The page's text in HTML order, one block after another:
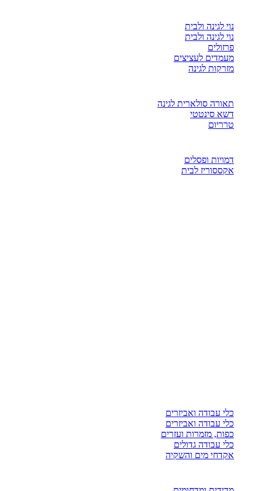
נוי לגינה ולבית
נוי לגינה ולבית
פרזולים
מעמדים לעציצים
מזרקות לגינה
תאורה סולארית לגינה
דשא סינטטי
טרריום
דמויות ופסלים
אקססוריז לבית
כלי עבודה ואביזרים
כלי עבודה ואביזרים
כפות, מזמרות ועזרים
כלי עבודה גדולים
אקדחי מים והשקיה